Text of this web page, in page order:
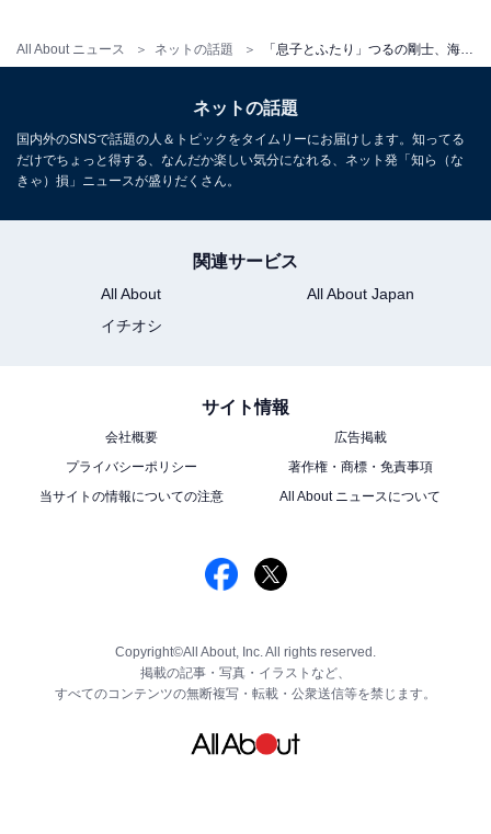
All About ニュース ネットの話題
ネットの話題
国内外のSNSで話題の人＆トピックをタイムリーにお届けします。知ってる
だけでちょっと得する、なんだか楽しい気分になれる、ネット発「知ら（な
きゃ）損」ニュースが盛りだくさん。
関連サービス
All About
All About Japan
イチオシ
サイト情報
会社概要
広告掲載
プライバシーポリシー
著作権・商標・免責事項
当サイトの情報についての注意
All About ニュースについて
Copyright©All About, Inc. All rights reserved.
掲載の記事・写真・イラストなど、
すべてのコンテンツの無断複写・転載・公衆送信等を禁じます。